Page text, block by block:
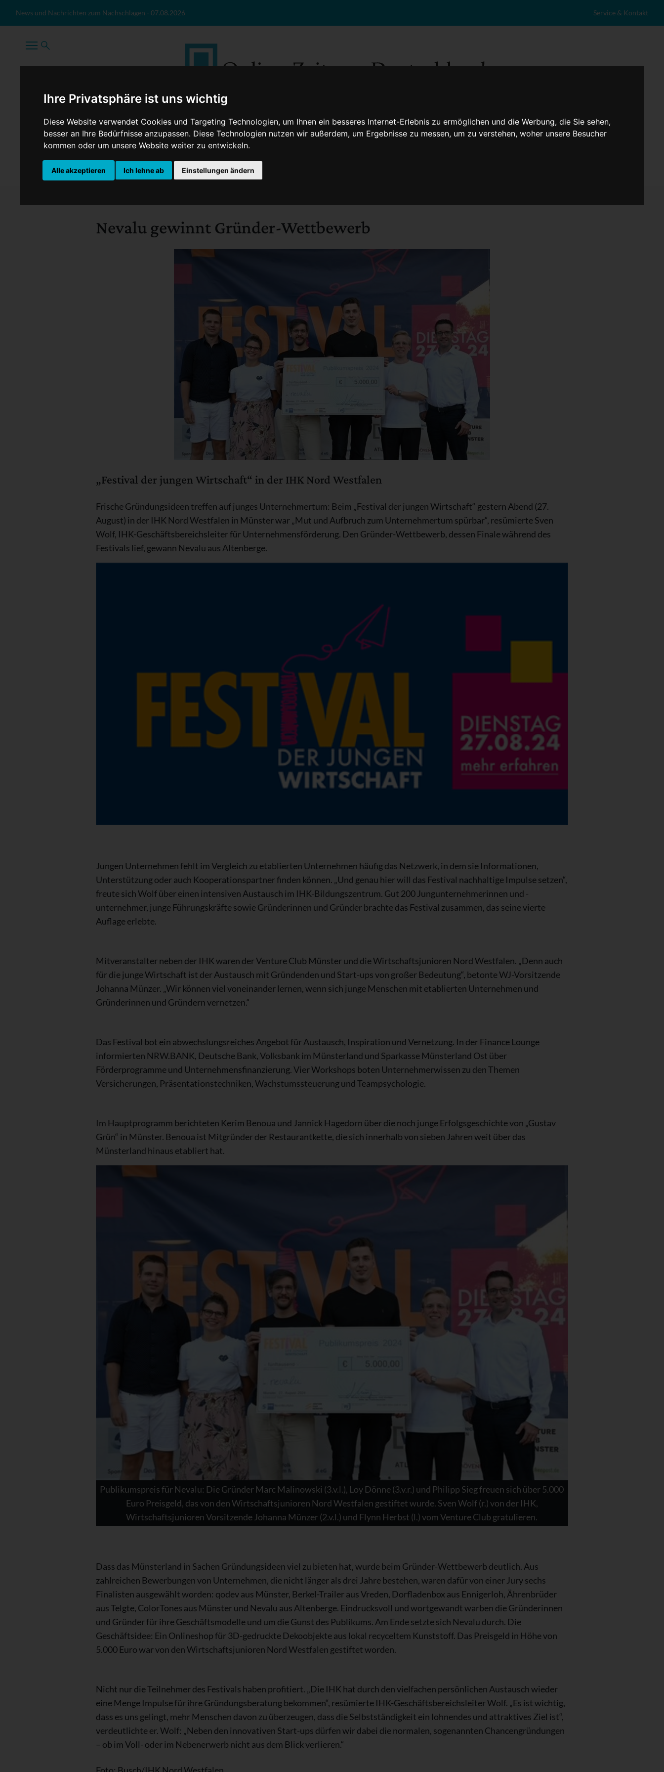
Ihre Privatsphäre ist uns wichtig
Diese Website verwendet Cookies und Targeting Technologien, um Ihnen ein besseres Internet-Erlebnis zu ermöglichen und die Werbung, die Sie sehen,
besser an Ihre Bedürfnisse anzupassen. Diese Technologien nutzen wir außerdem, um Ergebnisse zu messen, um zu verstehen, woher unsere Besucher
kommen oder um unsere Website weiter zu entwickeln.
Alle akzeptieren Ich lehne ab Einstellungen ändern
News und Nachrichten zum Nachschlagen - 07.08.2026 Service & Kontakt
TopNews Politik Sport Wirtschaft Firmennews Gesellschaft
Nevalu gewinnt Gründer-Wettbewerb
„Festival der jungen Wirtschaft“ in der IHK Nord Westfalen
Frische Gründungsideen treffen auf junges Unternehmertum: Beim „Festival der jungen Wirtschaft“ gestern Abend (27.
August) in der IHK Nord Westfalen in Münster war „Mut und Aufbruch zum Unternehmertum spürbar“, resümierte Sven
Wolf, IHK-Geschäftsbereichsleiter für Unternehmensförderung. Den Gründer-Wettbewerb, dessen Finale während des
Festivals lief, gewann Nevalu aus Altenberge.
Jungen Unternehmen fehlt im Vergleich zu etablierten Unternehmen häufig das Netzwerk, in dem sie Informationen,
Unterstützung oder auch Kooperationspartner finden können. „Und genau hier will das Festival nachhaltige Impulse setzen“,
freute sich Wolf über einen intensiven Austausch im IHK-Bildungszentrum. Gut 200 Jungunternehmerinnen und -
unternehmer, junge Führungskräfte sowie Gründerinnen und Gründer brachte das Festival zusammen, das seine vierte
Auflage erlebte.
Mitveranstalter neben der IHK waren der Venture Club Münster und die Wirtschaftsjunioren Nord Westfalen. „Denn auch
für die junge Wirtschaft ist der Austausch mit Gründenden und Start-ups von großer Bedeutung“, betonte WJ-Vorsitzende
Johanna Münzer. „Wir können viel voneinander lernen, wenn sich junge Menschen mit etablierten Unternehmen und
Gründerinnen und Gründern vernetzen.“
Das Festival bot ein abwechslungsreiches Angebot für Austausch, Inspiration und Vernetzung. In der Finance Lounge
informierten NRW.BANK, Deutsche Bank, Volksbank im Münsterland und Sparkasse Münsterland Ost über
Förderprogramme und Unternehmensfinanzierung. Vier Workshops boten Unternehmerwissen zu den Themen
Versicherungen, Präsentationstechniken, Wachstumssteuerung und Teampsychologie.
Im Hauptprogramm berichteten Kerim Benoua und Jannick Hagedorn über die noch junge Erfolgsgeschichte von „Gustav
Grün“ in Münster. Benoua ist Mitgründer der Restaurantkette, die sich innerhalb von sieben Jahren weit über das
Münsterland hinaus etabliert hat.
Publikumspreis für Nevalu: Die Gründer Marc Malinowski (3.v.l.), Loy Dönne (3.v.r.) und Philipp Sieg freuen sich über 5.000
Euro Preisgeld, das von den Wirtschaftsjunioren Nord Westfalen gestiftet wurde. Sven Wolf (r.) von der IHK,
Wirtschaftsjunioren Vorsitzende Johanna Münzer (2.v.l.) und Flynn Herbst (l.) vom Venture Club gratulieren.
Dass das Münsterland in Sachen Gründungsideen viel zu bieten hat, wurde beim Gründer-Wettbewerb deutlich. Aus
zahlreichen Bewerbungen von Unternehmen, die nicht länger als drei Jahre bestehen, waren dafür von einer Jury sechs
Finalisten ausgewählt worden: qodev aus Münster, Berkel-Trailer aus Vreden, Dorfladenbox aus Ennigerloh, Ährenbrüder
aus Telgte, ColorTones aus Münster und Nevalu aus Altenberge. Eindrucksvoll und wortgewandt warben die Gründerinnen
und Gründer für ihre Geschäftsmodelle und um die Gunst des Publikums. Am Ende setzte sich Nevalu durch. Die
Geschäftsidee: Ein Onlineshop für 3D-gedruckte Dekoobjekte aus lokal recyceltem Kunststoff. Das Preisgeld in Höhe von
5.000 Euro war von den Wirtschaftsjunioren Nord Westfalen gestiftet worden.
Nicht nur die Teilnehmer des Festivals haben profitiert. „Die IHK hat durch den vielfachen persönlichen Austausch wieder
eine Menge Impulse für ihre Gründungsberatung bekommen“, resümierte IHK-Geschäftsbereichsleiter Wolf. „Es ist wichtig,
dass es uns gelingt, mehr Menschen davon zu überzeugen, dass die Selbstständigkeit ein lohnendes und attraktives Ziel ist“,
verdeutlichte er. Wolf: „Neben den innovativen Start-ups dürfen wir dabei die normalen, sogenannten Chancengründungen
– ob im Voll- oder im Nebenerwerb nicht aus dem Blick verlieren.“